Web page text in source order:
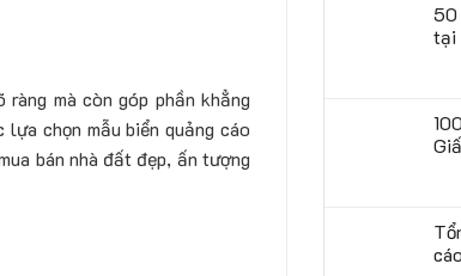
mà còn góp phần khẳng
chọn mẫu biển quảng cáo
bán nhà đất đẹp, ấn tượng
50
tại